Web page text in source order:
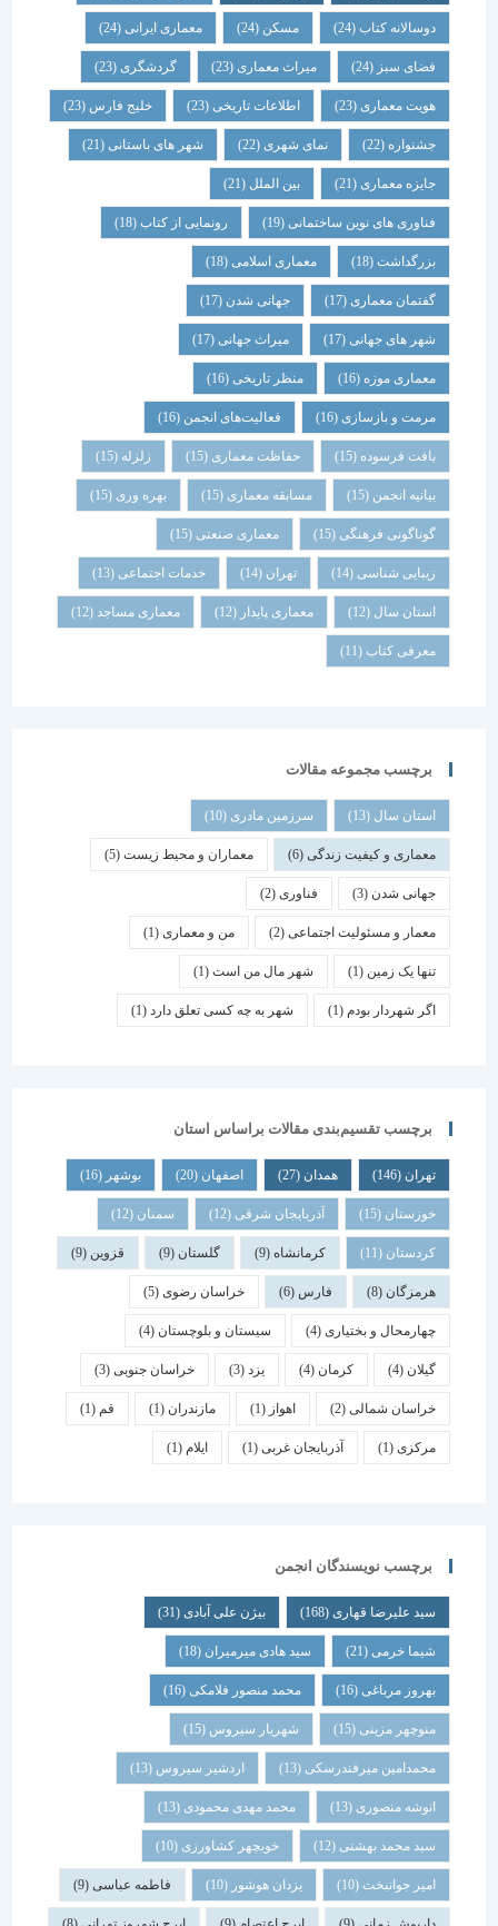
دوسالانه کتاب(24) مسکن (24) معماری ایرانی(24)
فضای سبز(24) میراث معماری (23) گردشگری (23)
هویت معماری (23) اطلاعات تاریخی(23) خلیج فارس(23)
جشنواره(22) نمای شهری(22) شهر های باستانی (21)
جایزه معماری (21) بین الملل(21)
فناوری های نوین ساختمانی(19) رونمایی از کتاب (18)
بزرگداشت (18) معماری اسلامی(18)
گفتمان معماری (17) جهانی شدن(17)
شهر های جهانی(17) میراث جهانی(17)
معماری موزه(16) منظر تاریخی (16)
مرمت و بازسازی(16) فعالیت‌های انجمن(16)
بافت فرسوده (15) حفاظت معماری (15) زلزله
بیانیه انجمن(15) مسابقه معماری (15) بهره وری(15)
گوناگونی فرهنگی (15) معماری صنعتی(15)
زیبایی شناسی (14) تهران خدمات اجتماعی (13)
استان سال(12) معماری پایدار (12) معماری مساجد(12)
معرفی کتاب(11)
برچسب مجموعه مقالات
استان سال(13) سرزمین مادری(10)
معماری و کیفیت زندگی(6) معماران و محیط زیست(5)
جهانی شدن(3) فناوری (2)
معمار و مسئولیت اجتماعی (2) من و معماری (1)
تنها یک زمین(1) شهر مال من است(1)
اگر شهردار بودم (1) شهر به چه کسی تعلق دارد(1)
برچسب تقسیم‌بندی مقالات براساس استان
همدان اصفهان (20) بوشهر
خوزستان(15) آذربایجان شرقی(12) سمنان (12)
کردستان(11) کرمانشاه(9) گلستان (9) قزوین
هرمزگان(8) فارس خراسان رضوی(5)
چهارمحال و بختیاری (4) سیستان و بلوچستان(4)
کرمان یزد خراسان جنوبی(3)
خراسان شمالی(2) اهواز مازندران(1) قم
(1) آذربایجان غربی(1) ایلام
برچسب نویسندگان انجمن
سید علیرضا قهاری(168) بیژن علی آبادی(31)
شیما خرمی(21) سید هادی میرمیران(18)
بهروز مرباغی (16) محمد منصور فلامکی (16)
منوچهر مزینی(15) شهریار سیروس(15)
محمدامین میرفندرسکی(13) اردشیر سیروس(13)
انوشه منصوری(13) محمد مهدی محمودی(13)
سید محمد بهشتی(12) خوبچهر کشاورزی(10)
امیر جوانبخت(10) یزدان هوشور(10) فاطمه عباسی(9)